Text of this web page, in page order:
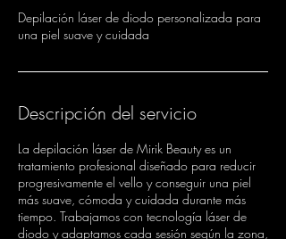
Depilación láser de diodo personalizada para
una piel suave y cuidada
Descripción del servicio
La depilación láser de Mirik Beauty es un
tratamiento profesional diseñado para reducir
progresivamente el vello y conseguir una piel
más suave, cómoda y cuidada durante más
tiempo. Trabajamos con tecnología láser de
diodo y adaptamos cada sesión según la zona,